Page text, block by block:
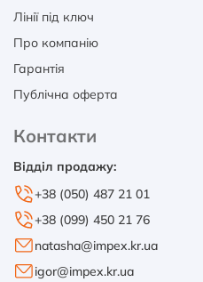
Лінії під ключ
Про компанію
Гарантія
Публічна оферта
Контакти
Відділ продажу:
+38 (050) 487 21 01
+38 (099) 450 21 76
natasha@impex.kr.ua
igor@impex.kr.ua